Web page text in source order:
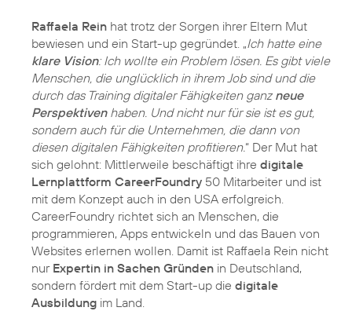
Raffaela Rein hat trotz der Sorgen ihrer Eltern Mut
bewiesen und ein Start-up gegründet. „Ich hatte eine
klare Vision: Ich wollte ein Problem lösen. Es gibt viele
Menschen, die unglücklich in ihrem Job sind und die
durch das Training digitaler Fähigkeiten ganz neue
Perspektiven haben. Und nicht nur für sie ist es gut,
sondern auch für die Unternehmen, die dann von
diesen digitalen Fähigkeiten profitieren.“ Der Mut hat
sich gelohnt: Mittlerweile beschäftigt ihre digitale
Lernplattform CareerFoundry 50 Mitarbeiter und ist
mit dem Konzept auch in den USA erfolgreich.
CareerFoundry richtet sich an Menschen, die
programmieren, Apps entwickeln und das Bauen von
Websites erlernen wollen. Damit ist Raffaela Rein nicht
nur Expertin in Sachen Gründen in Deutschland,
sondern fördert mit dem Start-up die digitale
Ausbildung im Land.